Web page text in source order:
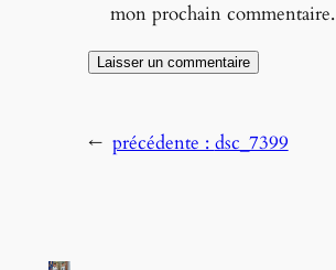
mon prochain commentaire.
← précédente : dsc_7399